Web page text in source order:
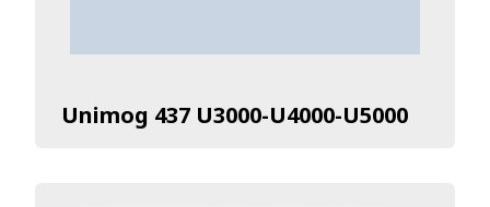
Unimog 437 U3000-U4000-U5000